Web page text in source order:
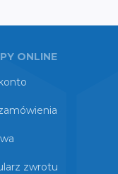
ONLINE
zwrotu